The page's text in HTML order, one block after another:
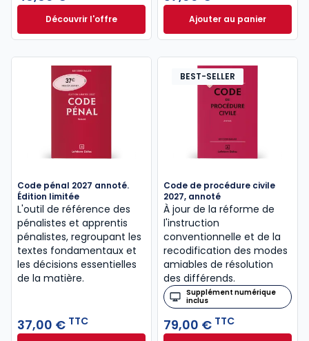
Découvrir l'offreLe guide pénal 2026. 27e éd. à partir de
Dès
Ajouter au panier
Code de
Code pénal 2027 annoté.
Édition limitée
L'outil de référence des
pénalistes et apprentis
pénalistes, regroupant les
textes fondamentaux et
les décisions essentielles
de la matière.
37,00 € TTC
BEST-SELLER
Code de procédure civile
2027, annoté
À jour de la réforme de
l'instruction
conventionnelle et de la
recodification des modes
amiables de résolution
des différends.
Supplément numérique
inclus
79,00 € TTC